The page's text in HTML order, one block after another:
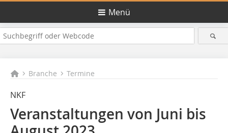
Menü
Branche Termine
NKF
Veranstaltungen von Juni bis